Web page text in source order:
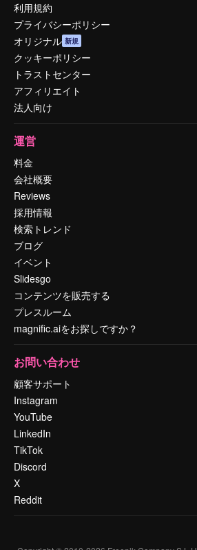
利用規約
プライバシーポリシー
オリジナル 新規
クッキーポリシー
トラストセンター
アフィリエイト
法人向け
運営
料金
会社概要
Reviews
採用情報
検索トレンド
ブログ
イベント
Slidesgo
コンテンツを販売する
プレスルーム
magnific.aiをお探しですか？
お問い合わせ
顧客サポート
Instagram
YouTube
LinkedIn
TikTok
Discord
X
Reddit